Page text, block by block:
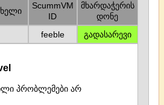
ScummVM
ID
მხარდაჭერის
დონე
feeble გადასარევი
პრობლემები არ